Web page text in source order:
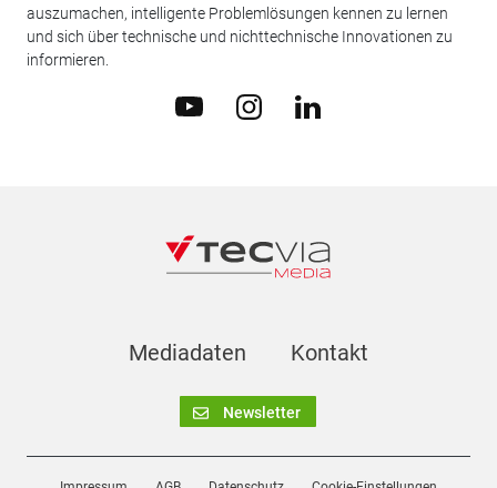
auszumachen, intelligente Problemlösungen kennen zu lernen
und sich über technische und nichttechnische Innovationen zu
informieren.
Mediadaten Kontakt
Newsletter